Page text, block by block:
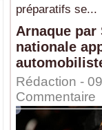
préparatifs se...
Arnaque par
nationale
Rédaction -
Commentaire